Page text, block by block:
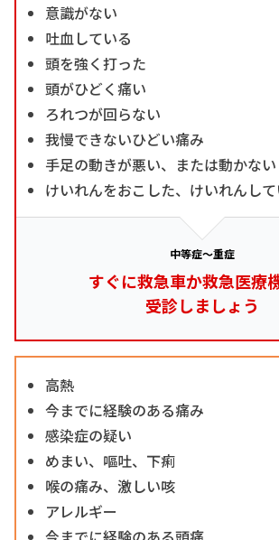
意識がない
吐血している
頭を強く打った
頭がひどく痛い
ろれつが回らない
我慢できないひどい痛み
手足の動きが悪い、または動かない
けいれんをおこした、けいれんして
中等症～重症
すぐに救急車か救急医療
受診しましょう
高熱
今までに経験のある痛み
感染症の疑い
めまい、嘔吐、下痢
喉の痛み、激しい咳
アレルギー